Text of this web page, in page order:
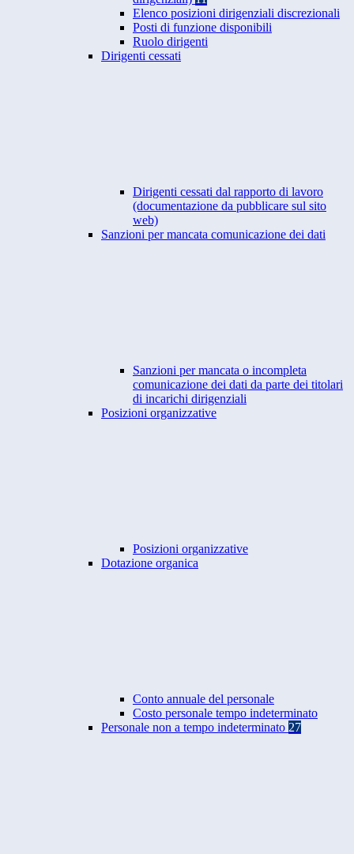
Elenco posizioni dirigenziali discrezionali
Posti di funzione disponibili
Ruolo dirigenti
Dirigenti cessati
Dirigenti cessati dal rapporto di lavoro
(documentazione da pubblicare sul sito
web)
Sanzioni per mancata comunicazione dei dati
Sanzioni per mancata o incompleta
comunicazione dei dati da parte dei titolari
di incarichi dirigenziali
Posizioni organizzative
Posizioni organizzative
Dotazione organica
Conto annuale del personale
Costo personale tempo indeterminato
Personale non a tempo indeterminato 27